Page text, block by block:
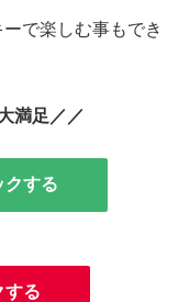
で楽しむ事もでき
満足／／
クする
する